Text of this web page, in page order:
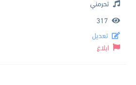
تحرمني
317
تعديل
ابلاغ